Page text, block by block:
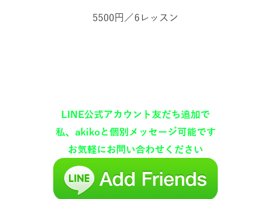
5500円／6レッスン
LINE公式アカウント友だち追加で
私、akikoと個別メッセージ可能です
お気軽にお問い合わせください